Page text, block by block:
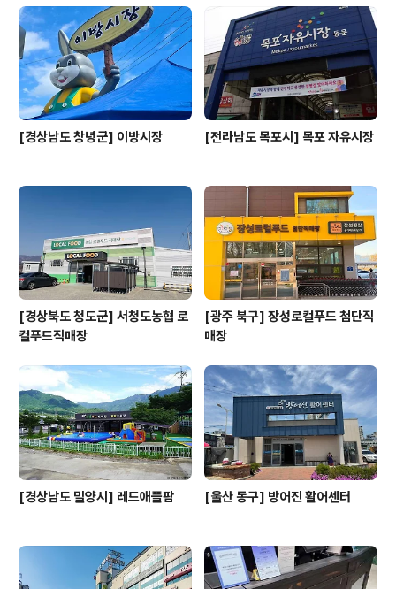
이 좋고, 국내 최초로 공공하수처리장 방류수를 중수 처리
하여 골프장 조경 용수로 재활용하는 자연 친화적인 환경
시스템을 운영하고 있다. 18..
[경상남도 창녕군] 이방시장 [전라남도 목포시] 목포 자유시장
[경상북도 청도군] 서청도농협 로
컬푸드직매장
[광주 북구] 장성로컬푸드 첨단직
매장
[경상남도 밀양시] 레드애플팜 [울산 동구] 방어진 활어센터